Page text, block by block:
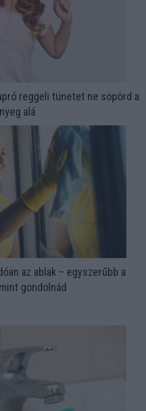
reggeli tünetet ne söpörd a
alá
az ablak – egyszerűbb a
gondolnád